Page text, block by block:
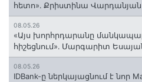
հետո»․ Քրիստինա Վարդանյան
08.05.26
«Այս խորհրդարանը
հիշեցնում»․ Մարգարիտ
08.05.26
IDBank-ը ներկայացնում է նոր